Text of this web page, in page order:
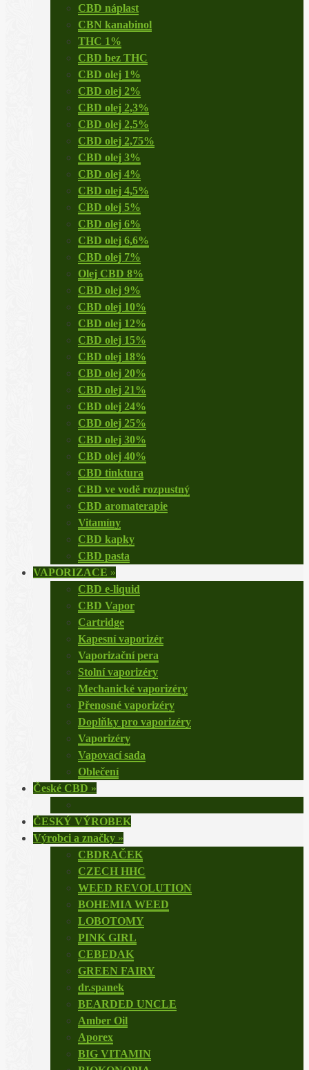
CBD náplast
CBN kanabinol
THC 1%
CBD bez THC
CBD olej 1%
CBD olej 2%
CBD olej 2,3%
CBD olej 2,5%
CBD olej 2,75%
CBD olej 3%
CBD olej 4%
CBD olej 4,5%
CBD olej 5%
CBD olej 6%
CBD olej 6,6%
CBD olej 7%
Olej CBD 8%
CBD olej 9%
CBD olej 10%
CBD olej 12%
CBD olej 15%
CBD olej 18%
CBD olej 20%
CBD olej 21%
CBD olej 24%
CBD olej 25%
CBD olej 30%
CBD olej 40%
CBD tinktura
CBD ve vodě rozpustný
CBD aromaterapie
Vitamíny
CBD kapky
CBD pasta
VAPORIZACE »
CBD e-liquid
CBD Vapor
Cartridge
Kapesní vaporizér
Vaporizační pera
Stolní vaporizéry
Mechanické vaporizéry
Přenosné vaporizéry
Doplňky pro vaporizéry
Vaporizéry
Vapovací sada
Oblečení
České CBD »
ČESKÝ VÝROBEK
Výrobci a značky »
CBDRAČEK
CZECH HHC
WEED REVOLUTION
BOHEMIA WEED
LOBOTOMY
PINK GIRL
CEBEDAK
GREEN FAIRY
dr.spanek
BEARDED UNCLE
Amber Oil
Aporex
BIG VITAMIN